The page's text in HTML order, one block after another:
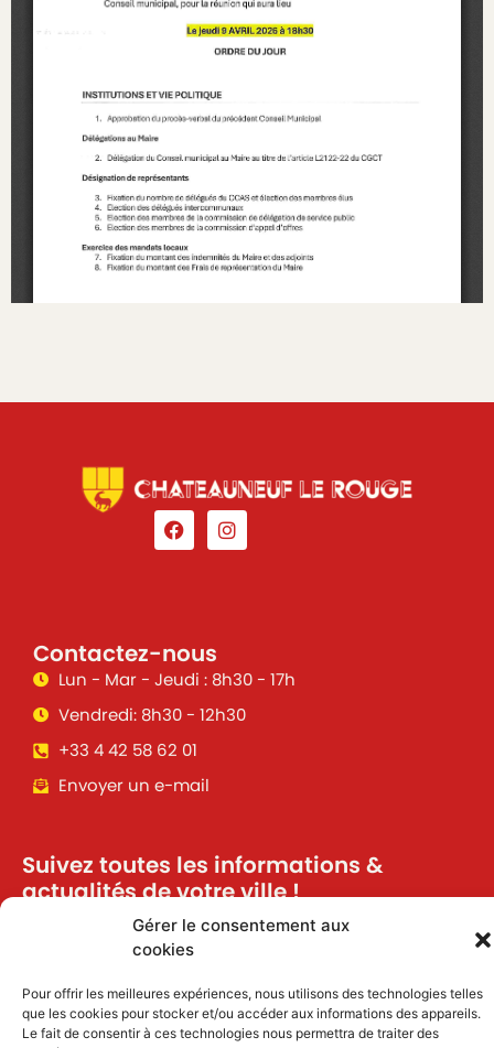
Gérer le consentement aux
cookies
Pour offrir les meilleures expériences, nous utilisons des technologies telles
que les cookies pour stocker et/ou accéder aux informations des appareils.
Le fait de consentir à ces technologies nous permettra de traiter des
Contactez-nous
Lun - Mar - Jeudi : 8h30 - 17h
Vendredi: 8h30 - 12h30
+33 4 42 58 62 01
Envoyer un e-mail
Suivez toutes les informations &
actualités de votre ville !
actualités par email